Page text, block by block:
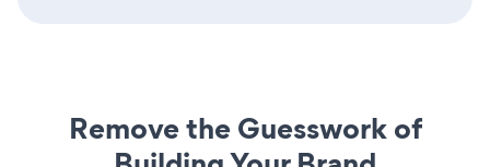
Remove the Guesswork of